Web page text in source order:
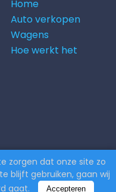
Home
Auto verkopen
Wagens
Hoe werkt het
voorbehouden |
zorgen dat onze site zo
blijft gebruiken, gaan wij
gaat.
Accepteren